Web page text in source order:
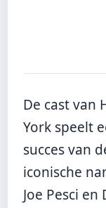
De cast van
York speelt
succes van
iconische
Joe Pesci